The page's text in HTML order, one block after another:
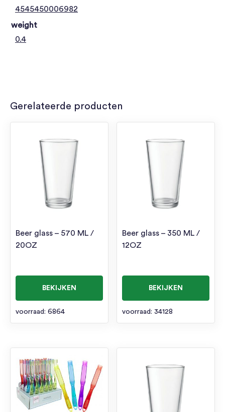
4545450006982
weight
0.4
Gerelateerde producten
Beer glass – 570 ML /
20OZ
BEKIJKEN
voorraad: 6864
Beer glass – 350 ML /
12OZ
BEKIJKEN
voorraad: 34128